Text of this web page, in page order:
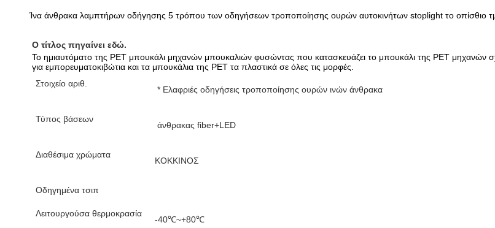
Ίνα άνθρακα λαμπτήρων οδήγησης 5 τρόπου των οδηγήσεων τροποποίησης ουρών αυτοκινήτων stoplight το οπίσθιο
Ο τίτλος πηγαίνει εδώ.
Το ημιαυτόματο της PET μπουκάλι μηχανών μπουκαλιών φυσώντας που κατασκευάζει το μπουκάλι της PET μηχανών
για εμπορευματοκιβώτια και τα μπουκάλια της PET τα πλαστικά σε όλες τις μορφές.
Στοιχείο αριθ.
* Ελαφριές οδηγήσεις τροποποίησης ουρών ινών άνθρακα
Τύπος βάσεων
άνθρακας fiber+LED
Διαθέσιμα χρώματα
ΚΟΚΚΙΝΟΣ
Οδηγημένα τσιπ
Λειτουργούσα θερμοκρασία
-40℃~+80℃